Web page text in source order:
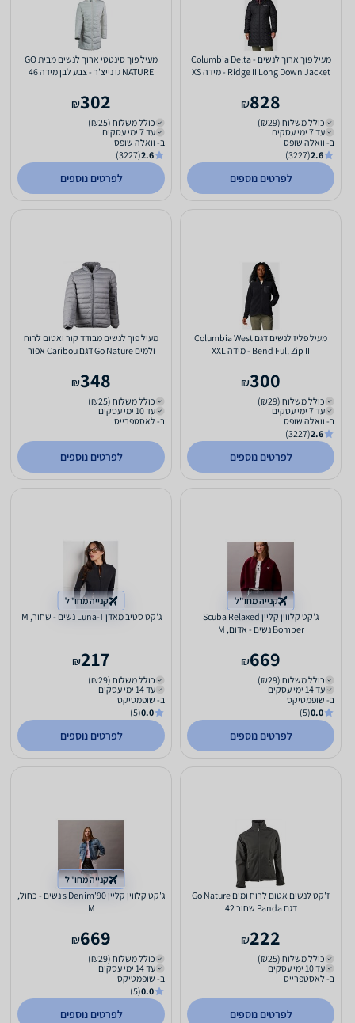
מעיל פוך ארוך לנשים - Columbia Delta
Ridge II Long Down Jacket - מידה XS
828
₪
כולל משלוח (₪29)
עד 7 ימי עסקים
ב- וואלה שופס
2.6
(3227)
לפרטים נוספים
מעיל פוך סינטטי ארוך לנשים מבית GO
NATURE גו נייצ'ר - צבע לבן מידה 46
302
₪
כולל משלוח (₪25)
עד 7 ימי עסקים
ב- וואלה שופס
2.6
(3227)
לפרטים נוספים
מעיל פליז לנשים דגם Columbia West
Bend Full Zip II - מידה XXL
300
₪
כולל משלוח (₪29)
עד 7 ימי עסקים
ב- וואלה שופס
2.6
(3227)
לפרטים נוספים
מעיל פוך לנשים מבודד קור ואטום לרוח
ולמים Go Nature דגם Caribou אפור
348
₪
כולל משלוח (₪25)
עד 10 ימי עסקים
ב- לאסטפרייס
לפרטים נוספים
קנייה מחו"ל
ג'קט קלווין קליין Scuba Relaxed
Bomber נשים - אדום, M
669
₪
כולל משלוח (₪29)
עד 14 ימי עסקים
ב- שופמטיקס
0.0
(5)
לפרטים נוספים
קנייה מחו"ל
ג'קט סטיב מאדן Luna-T נשים - שחור, M
217
₪
כולל משלוח (₪29)
עד 14 ימי עסקים
ב- שופמטיקס
0.0
(5)
לפרטים נוספים
ז'קט לנשים אטום לרוח ומים Go Nature
דגם Panda שחור 42
222
₪
כולל משלוח (₪25)
עד 10 ימי עסקים
ב- לאסטפרייס
לפרטים נוספים
קנייה מחו"ל
ג'קט קלווין קליין 90's Denim נשים - כחול,
M
669
₪
כולל משלוח (₪29)
עד 14 ימי עסקים
ב- שופמטיקס
0.0
(5)
לפרטים נוספים